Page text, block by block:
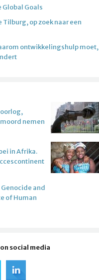
Global Goals
Tilburg, op zoek naar een
ontwikkelingshulp moet,
nemen
in Afrika.
and
of Human
social media